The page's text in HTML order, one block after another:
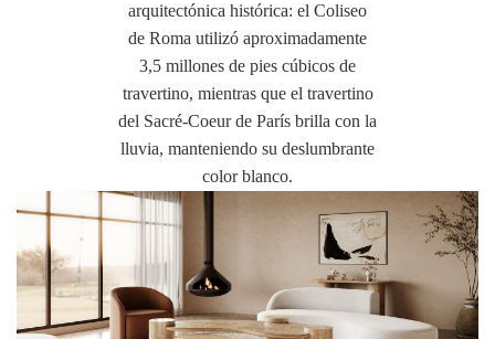
arquitectónica histórica: el Coliseo
de Roma utilizó aproximadamente
3,5 millones de pies cúbicos de
travertino, mientras que el travertino
del Sacré-Coeur de París brilla con la
lluvia, manteniendo su deslumbrante
color blanco.